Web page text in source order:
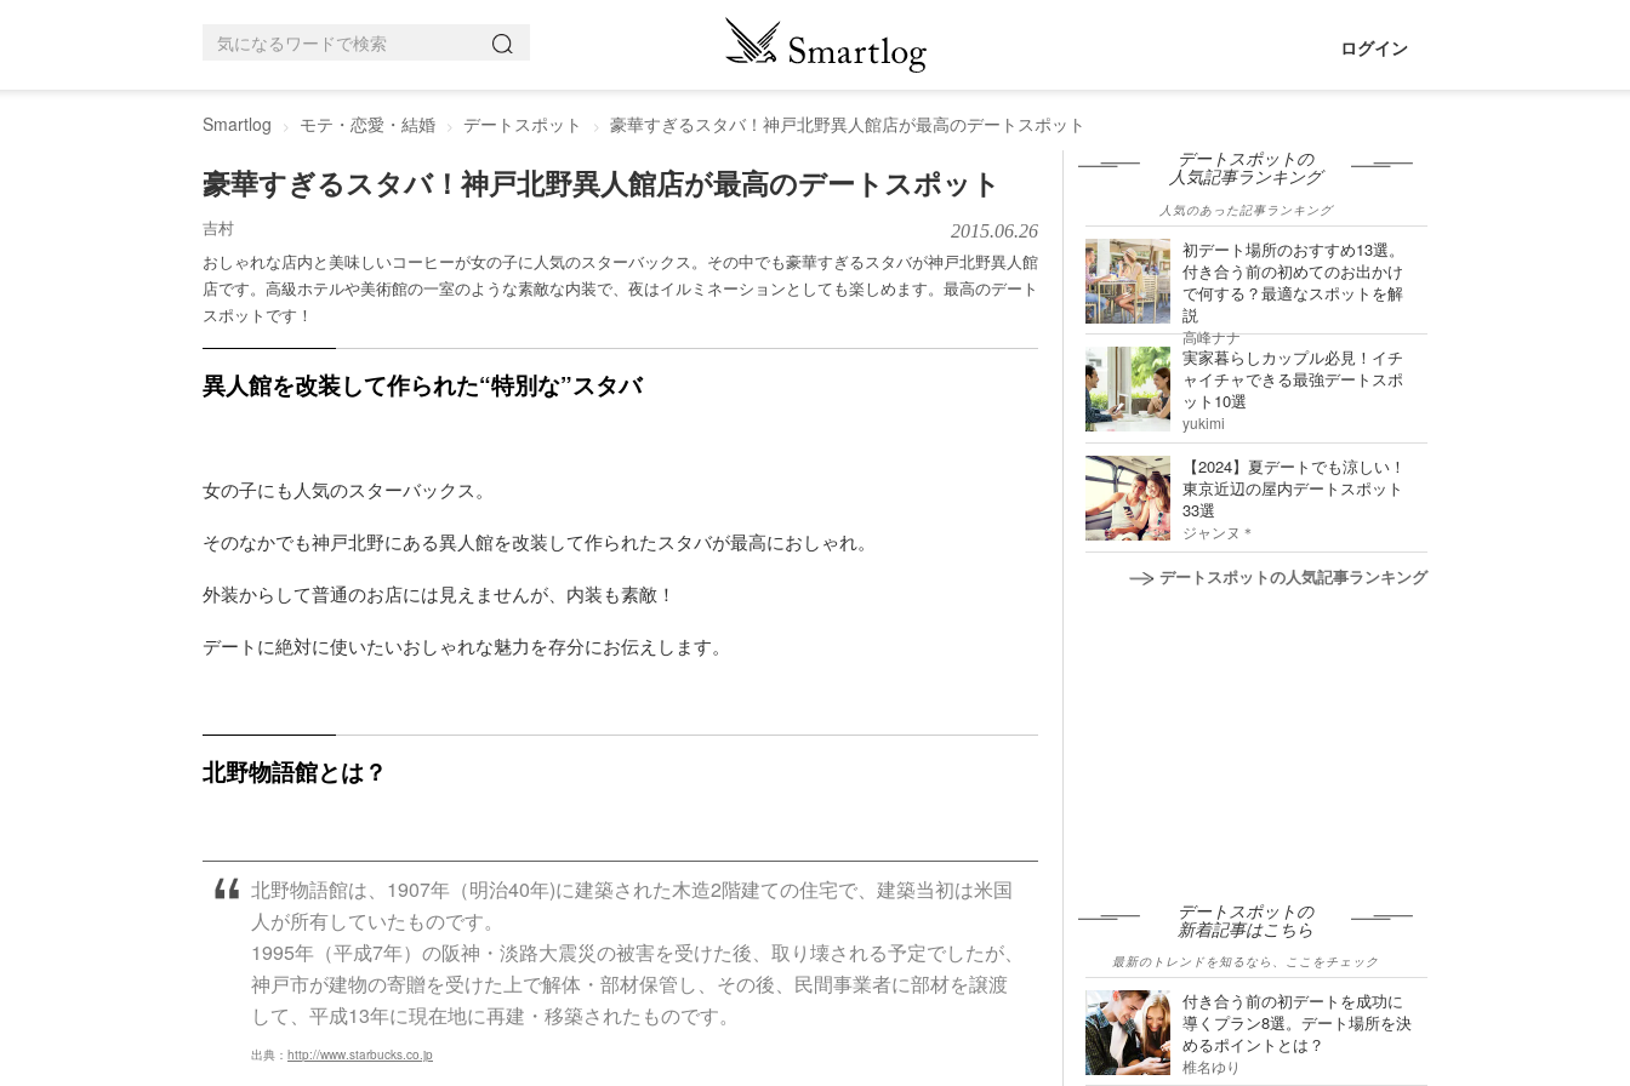
ログイン
Smartlog モテ・恋愛・結婚 デートスポット 豪華すぎるスタバ！神戸北野異人館店が最高のデートスポット
豪華すぎるスタバ！神戸北野異人館店が最高のデートスポット
吉村 2015.06.26
おしゃれな店内と美味しいコーヒーが女の子に人気のスターバックス。その中でも豪華すぎるスタバが神戸北野異人館
店です。高級ホテルや美術館の一室のような素敵な内装で、夜はイルミネーションとしても楽しめます。最高のデート
スポットです！
異人館を改装して作られた“特別な”スタバ
女の子にも人気のスターバックス。
そのなかでも神戸北野にある異人館を改装して作られたスタバが最高におしゃれ。
外装からして普通のお店には見えませんが、内装も素敵！
デートに絶対に使いたいおしゃれな魅力を存分にお伝えします。
北野物語館とは？
北野物語館は、1907年（明治40年)に建築された木造2階建ての住宅で、建築当初は米国
人が所有していたものです。
1995年（平成7年）の阪神・淡路大震災の被害を受けた後、取り壊される予定でしたが、
神戸市が建物の寄贈を受けた上で解体・部材保管し、その後、民間事業者に部材を譲渡
して、平成13年に現在地に再建・移築されたものです。
出典： http://www.starbucks.co.jp
デートスポットの
人気記事ランキング
人気のあった記事ランキング
初デート場所のおすすめ13選。
付き合う前の初めてのお出かけ
で何する？最適なスポットを解
説
高峰ナナ
実家暮らしカップル必見！イチ
ャイチャできる最強デートスポ
ット10選
yukimi
【2024】夏デートでも涼しい！
東京近辺の屋内デートスポット
33選
ジャンヌ＊
デートスポットの人気記事ランキング
デートスポットの
新着記事はこちら
最新のトレンドを知るなら、ここをチェック
付き合う前の初デートを成功に
導くプラン8選。デート場所を決
めるポイントとは？
椎名ゆり